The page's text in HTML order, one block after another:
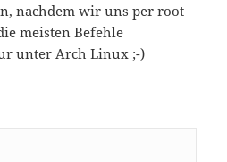
nachdem wir uns per root
meisten Befehle
unter Arch Linux ;-)